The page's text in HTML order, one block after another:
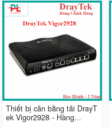
Thiết bị cân bằng tải DrayT
ek Vigor2928 - Hàng...